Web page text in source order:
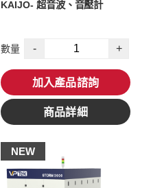
KAIJO- 超音波、音壓計
數量 - +
加入產品諮詢
商品詳細
NEW